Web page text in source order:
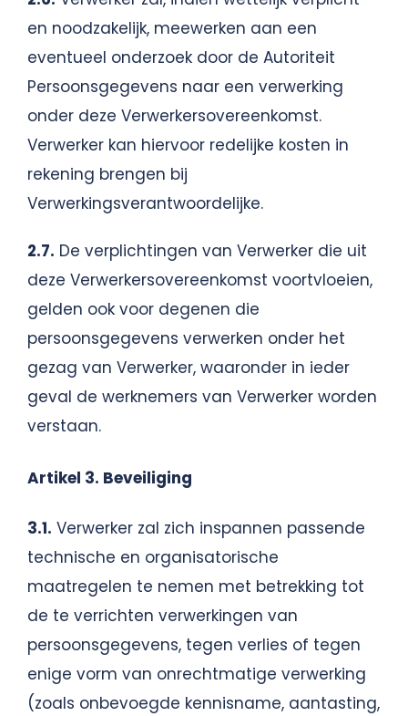
en noodzakelijk, meewerken aan een
eventueel onderzoek door de Autoriteit
Persoonsgegevens naar een verwerking
onder deze Verwerkersovereenkomst.
Verwerker kan hiervoor redelijke kosten in
rekening brengen bij
Verwerkingsverantwoordelijke.
2.7. De verplichtingen van Verwerker die uit
deze Verwerkersovereenkomst voortvloeien,
gelden ook voor degenen die
persoonsgegevens verwerken onder het
gezag van Verwerker, waaronder in ieder
geval de werknemers van Verwerker worden
verstaan.
Artikel 3. Beveiliging
3.1. Verwerker zal zich inspannen passende
technische en organisatorische
maatregelen te nemen met betrekking tot
de te verrichten verwerkingen van
persoonsgegevens, tegen verlies of tegen
enige vorm van onrechtmatige verwerking
(zoals onbevoegde kennisname, aantasting,